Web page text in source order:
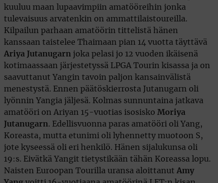
kuuluu maan lupaavimpiin amatööreihin jonka
tulevaisuus arvatenkin on ammattilaistoureilla.
Kilpailun parhaan amatöörin tittelistä hänen
kanssaan taistelee Thaimaan pian 14 vuotta täyttävä
Ariya Jutanugarn joka pelasi jo 12 vuoden ikäisenä
kotimaassaan järjestetyssä LPGA Tourin kisassa ja on
saavuttanut Yangin tavoin paljon kansainvälistä
menestystä. Ennen päätöskierrosta Jutanugarn oli
lyönnin Yangia jäljesä. Kolmas sunnuntaina jatkava
amatööri on Ariyan 15-vuotias isosisko Moriya
Jutanugarn. Edellisvuonna paras amatööri oli Yang,
Koreasta, mutta etunimi oli lyhennetty muotoon S,
jote kyseessä oli eri henkilö. Hänen sijalukunsa oli
19:s. Eivätkä Yangit tietystikään tähän Koreassa lopu.
Naisten Euroopan Tourilla uransa aloittanut Amy